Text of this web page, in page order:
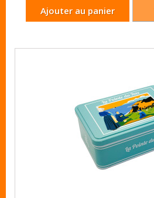
Ajouter au panier